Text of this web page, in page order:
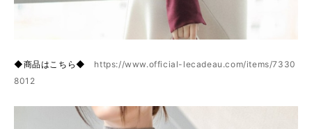
◆商品はこちら◆ https://www.official-lecadeau.com/items/7330
8012